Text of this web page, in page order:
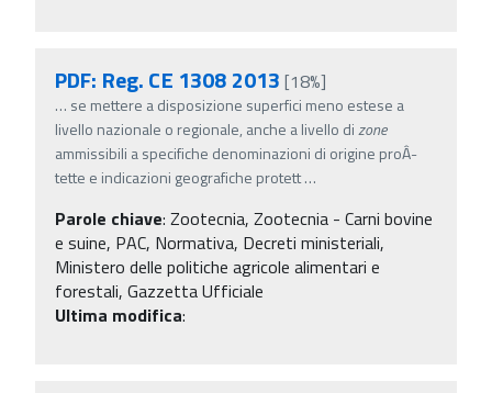
PDF: Reg. CE 1308 2013 [18%]
… se mettere a disposizione superfici meno estese a
livello nazionale o regionale, anche a livello dizone
ammissibili a specifiche denominazioni di origine proÂ­
tette e indicazioni geografiche protett…
Parole chiave: Zootecnia, Zootecnia - Carni bovine
e suine, PAC, Normativa, Decreti ministeriali,
Ministero delle politiche agricole alimentari e
forestali, Gazzetta Ufficiale
Ultima modifica: